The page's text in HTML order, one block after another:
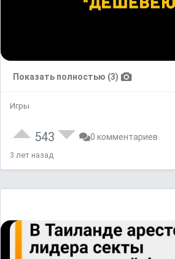
Показать полностью (3)
Игры
543 0 комментариев
3 лет назад